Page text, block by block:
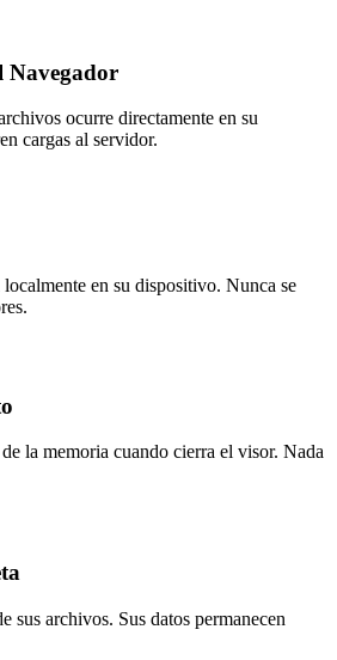
Navegador
ocurre directamente en su
cargas al servidor.
en su dispositivo. Nunca se
la memoria cuando cierra el visor. Nada
sus archivos. Sus datos permanecen